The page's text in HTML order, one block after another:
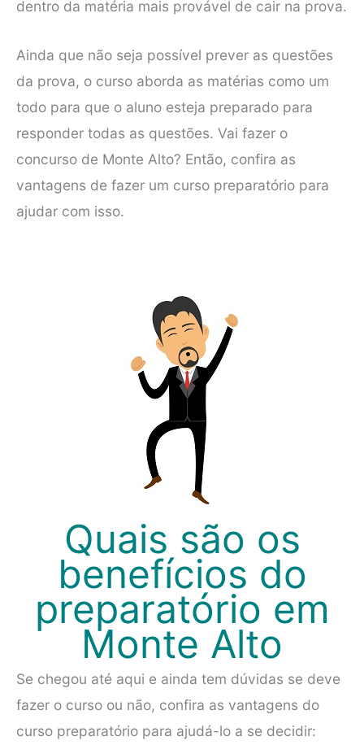
dentro da matéria mais provável de cair na prova.
Ainda que não seja possível prever as questões
da prova, o curso aborda as matérias como um
todo para que o aluno esteja preparado para
responder todas as questões. Vai fazer o
concurso de Monte Alto? Então, confira as
vantagens de fazer um curso preparatório para
ajudar com isso.
Quais são os
benefícios do
preparatório em
Monte Alto
Se chegou até aqui e ainda tem dúvidas se deve
fazer o curso ou não, confira as vantagens do
curso preparatório para ajudá-lo a se decidir: